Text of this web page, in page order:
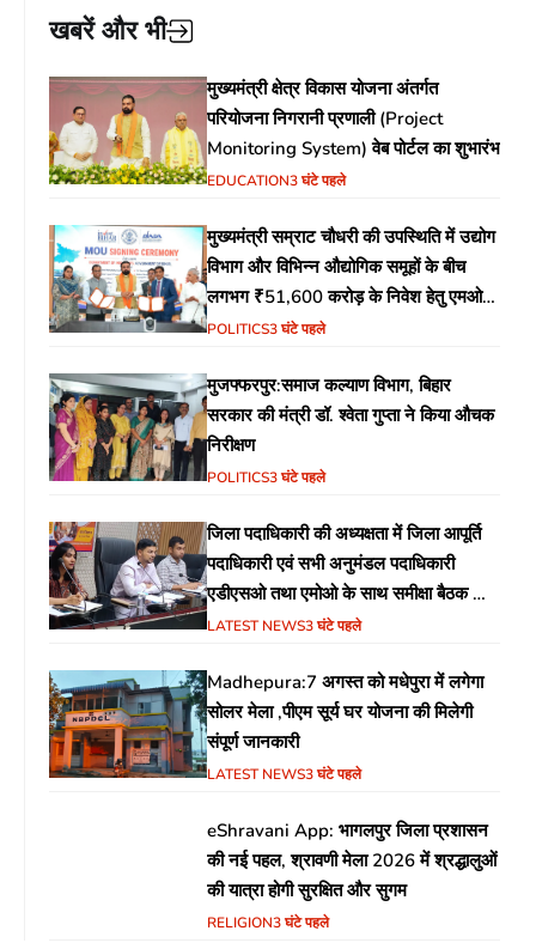
खबरें और भी
मुख्यमंत्री क्षेत्र विकास योजना अंतर्गत
परियोजना निगरानी प्रणाली (Project
Monitoring System) वेब पोर्टल का शुभारंभ
EDUCATION3 घंटे पहले
मुख्यमंत्री सम्राट चौधरी की उपस्थिति में उद्योग
विभाग और विभिन्न औद्योगिक समूहों के बीच
लगभग ₹51,600 करोड़ के निवेश हेतु एमओयू
(MoU) पर हस्ताक्षर
POLITICS3 घंटे पहले
मुजफ्फरपुर:समाज कल्याण विभाग, बिहार
सरकार की मंत्री डॉ. श्वेता गुप्ता ने किया औचक
निरीक्षण
POLITICS3 घंटे पहले
जिला पदाधिकारी की अध्यक्षता में जिला आपूर्ति
पदाधिकारी एवं सभी अनुमंडल पदाधिकारी
एडीएसओ तथा एमोओ के साथ समीक्षा बैठक का
आयोजन
LATEST NEWS3 घंटे पहले
Madhepura:7 अगस्त को मधेपुरा में लगेगा
सोलर मेला ,पीएम सूर्य घर योजना की मिलेगी
संपूर्ण जानकारी
LATEST NEWS3 घंटे पहले
eShravani App: भागलपुर जिला प्रशासन
की नई पहल, श्रावणी मेला 2026 में श्रद्धालुओं
की यात्रा होगी सुरक्षित और सुगम
RELIGION3 घंटे पहले